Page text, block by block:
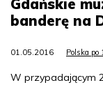
Gdańskie
banderę na
01.05.2016 Polska po
W przypadającym